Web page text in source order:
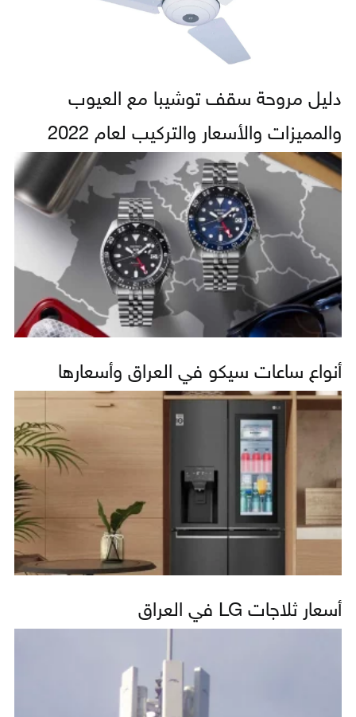
دليل مروحة سقف توشيبا مع العيوب
والمميزات والأسعار والتركيب لعام 2022
أنواع ساعات سيكو في العراق وأسعارها
أسعار ثلاجات LG في العراق